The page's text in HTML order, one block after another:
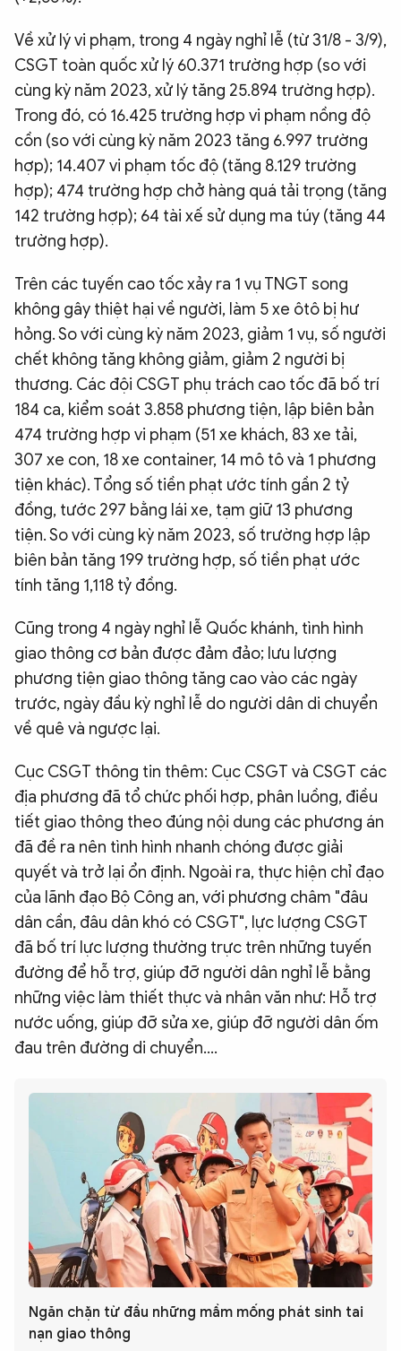
Về xử lý vi phạm, trong 4 ngày nghỉ lễ (từ 31/8 - 3/9),
CSGT toàn quốc xử lý 60.371 trường hợp (so với
cùng kỳ năm 2023, xử lý tăng 25.894 trường hợp).
Trong đó, có 16.425 trường hợp vi phạm nồng độ
cồn (so với cùng kỳ năm 2023 tăng 6.997 trường
hợp); 14.407 vi phạm tốc độ (tăng 8.129 trường
hợp); 474 trường hợp chở hàng quá tải trọng (tăng
142 trường hợp); 64 tài xế sử dụng ma túy (tăng 44
trường hợp).
Trên các tuyến cao tốc xảy ra 1 vụ TNGT song
không gây thiệt hại về người, làm 5 xe ôtô bị hư
hỏng. So với cùng kỳ năm 2023, giảm 1 vụ, số người
chết không tăng không giảm, giảm 2 người bị
thương. Các đội CSGT phụ trách cao tốc đã bố trí
184 ca, kiểm soát 3.858 phương tiện, lập biên bản
474 trường hợp vi phạm (51 xe khách, 83 xe tải,
307 xe con, 18 xe container, 14 mô tô và 1 phương
tiện khác). Tổng số tiền phạt ước tính gần 2 tỷ
đồng, tước 297 bằng lái xe, tạm giữ 13 phương
tiện. So với cùng kỳ năm 2023, số trường hợp lập
biên bản tăng 199 trường hợp, số tiền phạt ước
tính tăng 1,118 tỷ đồng.
Cũng trong 4 ngày nghỉ lễ Quốc khánh, tình hình
giao thông cơ bản được đảm đảo; lưu lượng
phương tiện giao thông tăng cao vào các ngày
trước, ngày đầu kỳ nghỉ lễ do người dân di chuyển
về quê và ngược lại.
Cục CSGT thông tin thêm: Cục CSGT và CSGT các
địa phương đã tổ chức phối hợp, phân luồng, điều
tiết giao thông theo đúng nội dung các phương án
đã đề ra nên tình hình nhanh chóng được giải
quyết và trở lại ổn định. Ngoài ra, thực hiện chỉ đạo
của lãnh đạo Bộ Công an, với phương châm "đâu
dân cần, đâu dân khó có CSGT", lực lượng CSGT
đã bố trí lực lượng thường trực trên những tuyến
đường để hỗ trợ, giúp đỡ người dân nghỉ lễ bằng
những việc làm thiết thực và nhân văn như: Hỗ trợ
nước uống, giúp đỡ sửa xe, giúp đỡ người dân ốm
đau trên đường di chuyển....
Ngăn chặn từ đầu những mầm mống phát sinh tai
nạn giao thông